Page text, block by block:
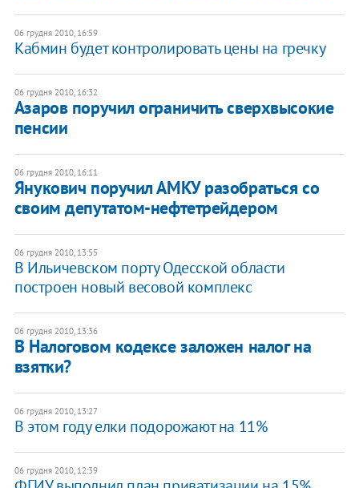
06 грудня 2010, 16:59
​Кабмин будет контролировать цены на гречку
06 грудня 2010, 16:32
Азаров поручил ограничить сверхвысокие
пенсии
06 грудня 2010, 16:11
Янукович поручил АМКУ разобраться со
своим депутатом-нефтетрейдером
06 грудня 2010, 13:55
В Ильичевском порту Одесской области
построен новый весовой комплекс
06 грудня 2010, 13:36
В Налоговом кодексе заложен налог на
взятки?
06 грудня 2010, 13:27
В этом году елки подорожают на 11%
06 грудня 2010, 12:39